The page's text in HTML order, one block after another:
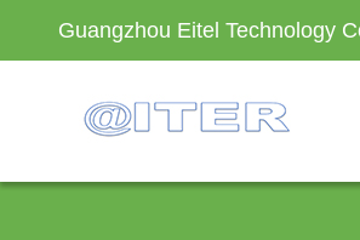
Guangzhou Eitel Technology